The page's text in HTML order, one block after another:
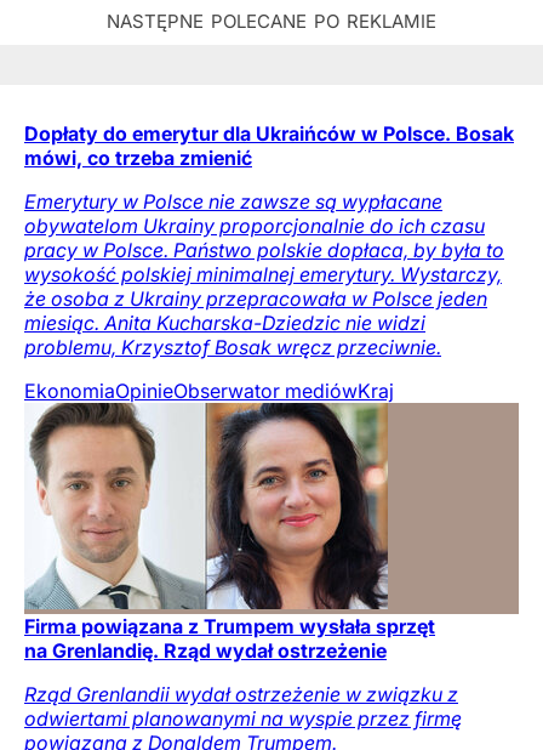
Dopłaty do emerytur dla Ukraińców w Polsce. Bosak
mówi, co trzeba zmienić
Emerytury w Polsce nie zawsze są wypłacane
obywatelom Ukrainy proporcjonalnie do ich czasu
pracy w Polsce. Państwo polskie dopłaca, by była to
wysokość polskiej minimalnej emerytury. Wystarczy,
że osoba z Ukrainy przepracowała w Polsce jeden
miesiąc. Anita Kucharska-Dziedzic nie widzi
problemu, Krzysztof Bosak wręcz przeciwnie.
EkonomiaOpinieObserwator mediówKraj
Firma powiązana z Trumpem wysłała sprzęt
na Grenlandię. Rząd wydał ostrzeżenie
Rząd Grenlandii wydał ostrzeżenie w związku z
odwiertami planowanymi na wyspie przez firmę
powiązaną z Donaldem Trumpem.